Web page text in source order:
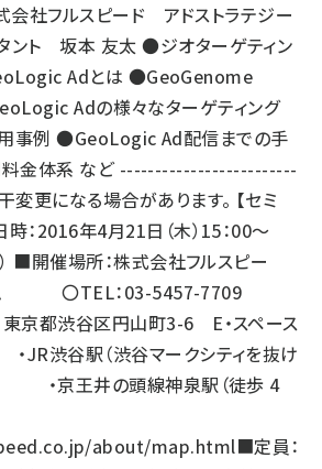
社フルスピード アドストラテジー
ト 坂本 友太 ●ジオターゲティン
Adとは ●GeoGenome
Adの様々なターゲティング
事例 ●GeoLogic Ad配信までの手
金体系 など -------------------------
更になる場合があります。 【セミ
：2016年4月21日（木）15：00～
■開催場所：株式会社フルスピー
〇TEL：03-5457-7709
都渋谷区円山町3-6 E・スペース
谷駅（渋谷マークシティを抜け
京王井の頭線神泉駅（徒歩 4
about/map.html■定員：